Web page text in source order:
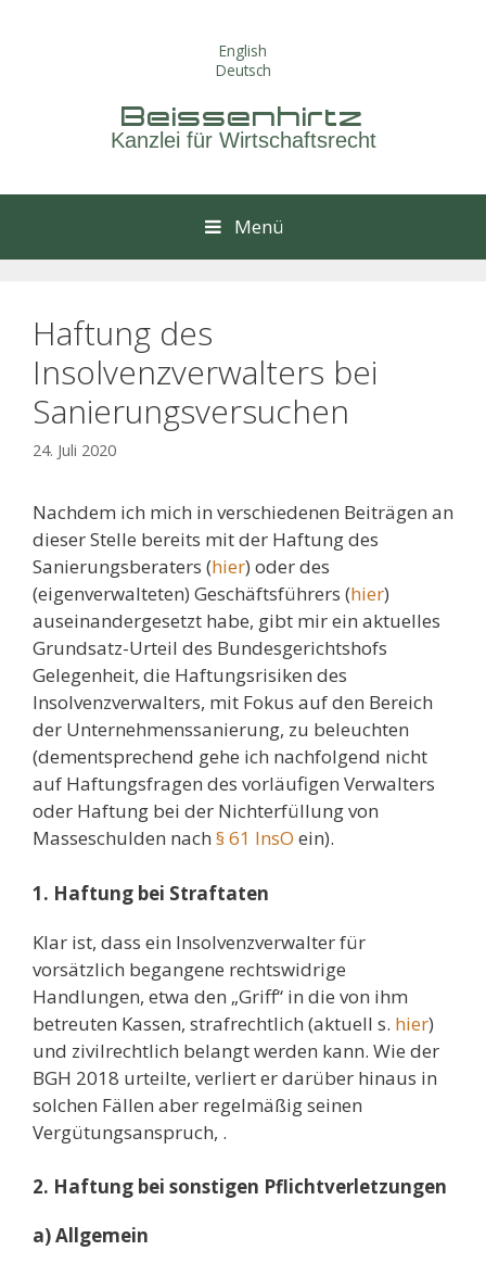
English
Deutsch
Beissenhirtz
Kanzlei für Wirtschaftsrecht
Menü
Haftung des
Insolvenzverwalters bei
Sanierungsversuchen
24. Juli 2020
Nachdem ich mich in verschiedenen Beiträgen an
dieser Stelle bereits mit der Haftung des
Sanierungsberaters (hier) oder des
(eigenverwalteten) Geschäftsführers (hier)
auseinandergesetzt habe, gibt mir ein aktuelles
Grundsatz-Urteil des Bundesgerichtshofs
Gelegenheit, die Haftungsrisiken des
Insolvenzverwalters, mit Fokus auf den Bereich
der Unternehmenssanierung, zu beleuchten
(dementsprechend gehe ich nachfolgend nicht
auf Haftungsfragen des vorläufigen Verwalters
oder Haftung bei der Nichterfüllung von
Masseschulden nach § 61 InsO ein).
1. Haftung bei Straftaten
Klar ist, dass ein Insolvenzverwalter für
vorsätzlich begangene rechtswidrige
Handlungen, etwa den „Griff“ in die von ihm
betreuten Kassen, strafrechtlich (aktuell s. hier)
und zivilrechtlich belangt werden kann. Wie der
BGH 2018 urteilte, verliert er darüber hinaus in
solchen Fällen aber regelmäßig seinen
Vergütungsanspruch, .
2. Haftung bei sonstigen Pflichtverletzungen
a) Allgemein